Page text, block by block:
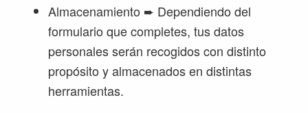
Almacenamiento ➨ Dependiendo del
formulario que completes, tus datos
personales serán recogidos con distinto
propósito y almacenados en distintas
herramientas.